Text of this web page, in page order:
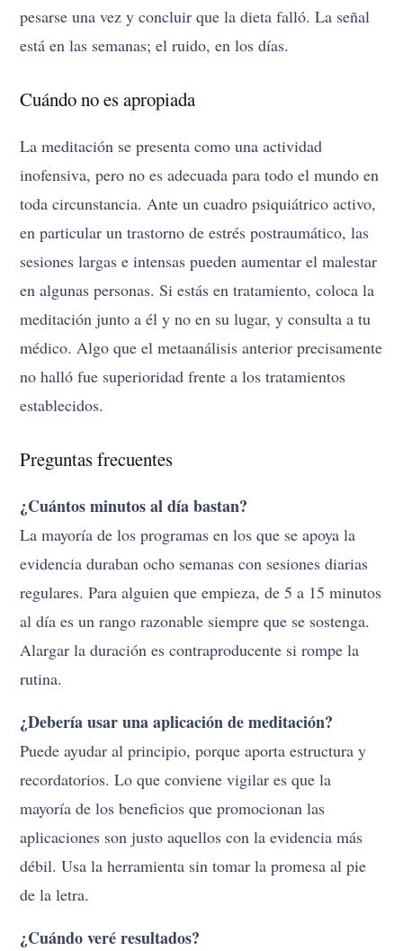
pesarse una vez y concluir que la dieta falló. La señal
está en las semanas; el ruido, en los días.
Cuándo no es apropiada
La meditación se presenta como una actividad
inofensiva, pero no es adecuada para todo el mundo en
toda circunstancia. Ante un cuadro psiquiátrico activo,
en particular un trastorno de estrés postraumático, las
sesiones largas e intensas pueden aumentar el malestar
en algunas personas. Si estás en tratamiento, coloca la
meditación junto a él y no en su lugar, y consulta a tu
médico. Algo que el metaanálisis anterior precisamente
no halló fue superioridad frente a los tratamientos
establecidos.
Preguntas frecuentes
¿Cuántos minutos al día bastan?
La mayoría de los programas en los que se apoya la
evidencia duraban ocho semanas con sesiones diarias
regulares. Para alguien que empieza, de 5 a 15 minutos
al día es un rango razonable siempre que se sostenga.
Alargar la duración es contraproducente si rompe la
rutina.
¿Debería usar una aplicación de meditación?
Puede ayudar al principio, porque aporta estructura y
recordatorios. Lo que conviene vigilar es que la
mayoría de los beneficios que promocionan las
aplicaciones son justo aquellos con la evidencia más
débil. Usa la herramienta sin tomar la promesa al pie
de la letra.
¿Cuándo veré resultados?